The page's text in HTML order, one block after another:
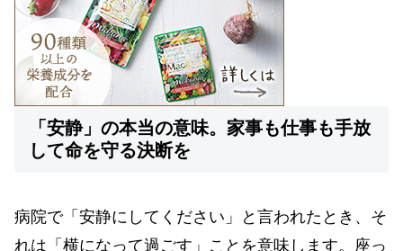
「安静」の本当の意味。家事も仕事も手放
して命を守る決断を
病院で「安静にしてください」と言われたとき、そ
れは「横になって過ごす」ことを意味します。座っ